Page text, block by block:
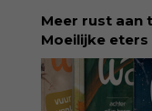
ditmar/boek/
Meer rust aan
Moeilijke
kinderdiëtist
Demeyerzien
eetgedrag dat